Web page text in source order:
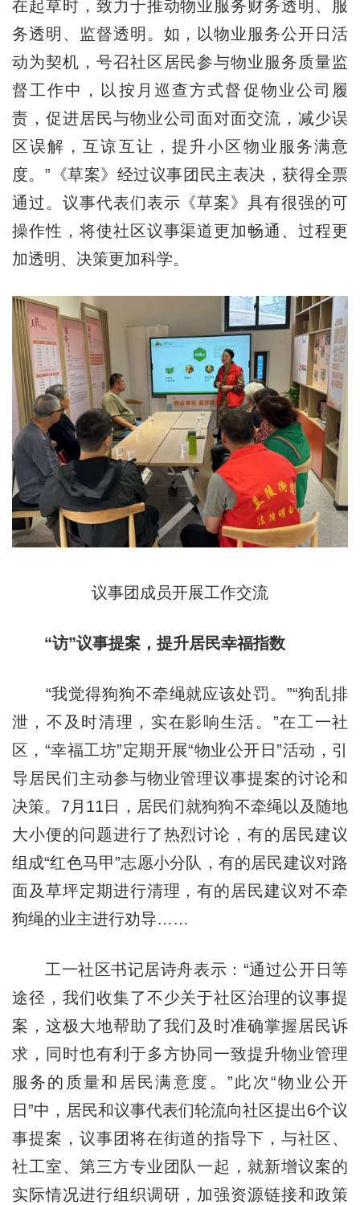
在起草时，致力于推动物业服务财务透明、服
务透明、监督透明。如，以物业服务公开日活
动为契机，号召社区居民参与物业服务质量监
督工作中，以按月巡查方式督促物业公司履
责，促进居民与物业公司面对面交流，减少误
区误解，互谅互让，提升小区物业服务满意
度。”《草案》经过议事团民主表决，获得全票
通过。议事代表们表示《草案》具有很强的可
操作性，将使社区议事渠道更加畅通、过程更
加透明、决策更加科学。
议事团成员开展工作交流
“访”议事提案，提升居民幸福指数
“我觉得狗狗不牵绳就应该处罚。”“狗乱排
泄，不及时清理，实在影响生活。”在工一社
区，“幸福工坊”定期开展“物业公开日”活动，引
导居民们主动参与物业管理议事提案的讨论和
决策。7月11日，居民们就狗狗不牵绳以及随地
大小便的问题进行了热烈讨论，有的居民建议
组成“红色马甲”志愿小分队，有的居民建议对路
面及草坪定期进行清理，有的居民建议对不牵
狗绳的业主进行劝导……
工一社区书记居诗舟表示：“通过公开日等
途径，我们收集了不少关于社区治理的议事提
案，这极大地帮助了我们及时准确掌握居民诉
求，同时也有利于多方协同一致提升物业管理
服务的质量和居民满意度。”此次“物业公开
日”中，居民和议事代表们轮流向社区提出6个议
事提案，议事团将在街道的指导下，与社区、
社工室、第三方专业团队一起，就新增议案的
实际情况进行组织调研，加强资源链接和政策